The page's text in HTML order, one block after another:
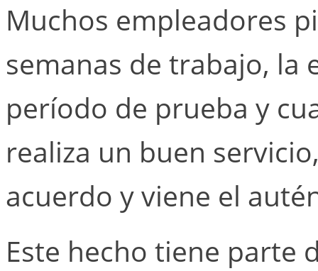
Muchos empleadores
semanas de trabajo, la
período de prueba y
realiza un buen
acuerdo y viene el
Este hecho tiene parte